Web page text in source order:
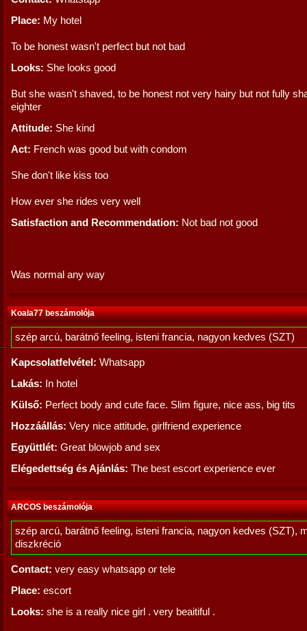
Place: My hotel
To be honest wasn't perfect but not bad
Looks: She looks good
But she wasn't shaved, to be honest not very hairy but not fully
eighter
Attitude: She kind
Act: French was good but with condom
She don't like kiss too
How ever she rides very well
Satisfaction and Recommendation: Not bad not good
Was normal any way
Koala77 beszámolója
szép arcú, barátnő feeling, isteni francia, nagyon kedves (SZT)
Kapcsolatfelvétel: Whatsapp
Lakás: In hotel
Külső: Perfect body and cute face. Slim figure, nice ass, big tits
Hozzáállás: Very nice attitude, girlfriend experience
Együttlét: Great blowjob and sex
Elégedettség és Ajánlás: The best escort experience ever
ARCOS beszámolója
szép arcú, barátnő feeling, isteni francia, nagyon kedves (SZT),
diszkréció
Contact: very easy whatsapp or tele
Place: escort
Looks: she is a really nice girl . very beaitiful .